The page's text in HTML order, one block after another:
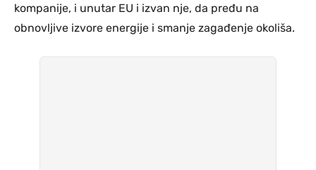
kompanije, i unutar EU i izvan nje, da pređu na
obnovljive izvore energije i smanje zagađenje okoliša.